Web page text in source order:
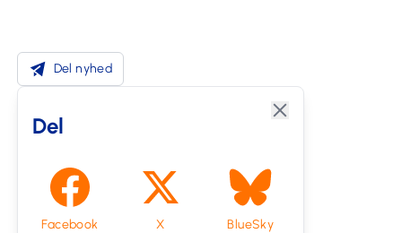
Del nyhed
Del
Facebook X BlueSky